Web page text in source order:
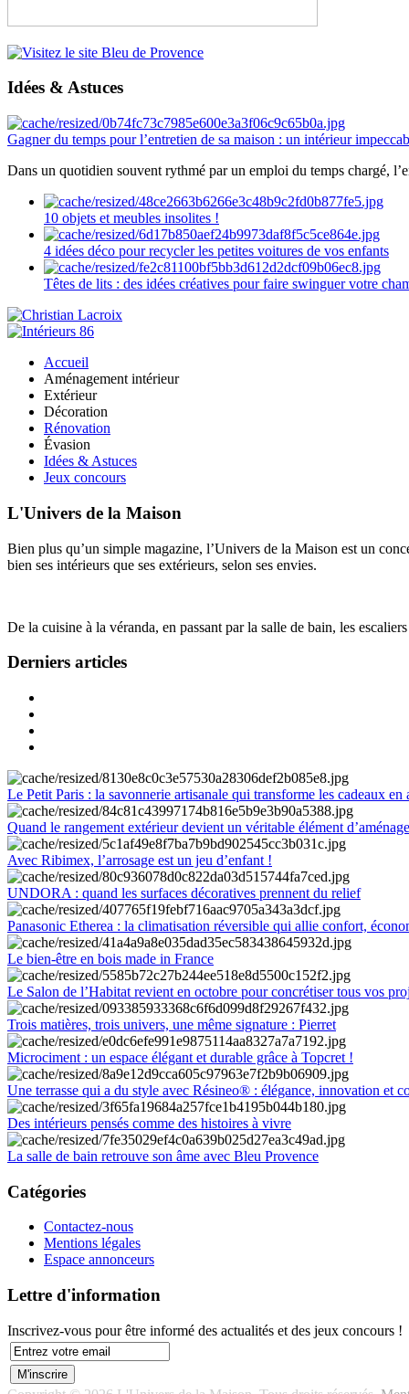
Idées & Astuces
Gagner du temps pour l’entretien de sa maison : un intérieur
Dans un quotidien souvent rythmé par un emploi du temps chargé,
10 objets et meubles insolites !
4 idées déco pour recycler les petites voitures de vos enfants
Têtes de lits : des idées créatives pour faire swinguer votre
Accueil
Aménagement intérieur
Extérieur
Décoration
Rénovation
Évasion
Idées & Astuces
Jeux concours
L'Univers de la Maison
Bien plus qu’un simple magazine, l’Univers de la Maison est un
bien ses intérieurs que ses extérieurs, selon ses envies.
De la cuisine à la véranda, en passant par la salle de bain, les
Derniers articles
Le Petit Paris : la savonnerie artisanale qui transforme les cadeaux en
Quand le rangement extérieur devient un véritable élément
Avec Ribimex, l’arrosage est un jeu d’enfant !
UNDORA : quand les surfaces décoratives prennent du relief
Panasonic Etherea : la climatisation réversible qui allie confort,
Le bien-être en bois made in France
Le Salon de l’Habitat revient en octobre pour concrétiser tous vos
Trois matières, trois univers, une même signature : Pierret
Microciment : un espace élégant et durable grâce à Topcret !
Une terrasse qui a du style avec Résineo® : élégance, innovation et
Des intérieurs pensés comme des histoires à vivre
La salle de bain retrouve son âme avec Bleu Provence
Catégories
Contactez-nous
Mentions légales
Espace annonceurs
Lettre d'information
Inscrivez-vous pour être informé des actualités et des jeux concours !